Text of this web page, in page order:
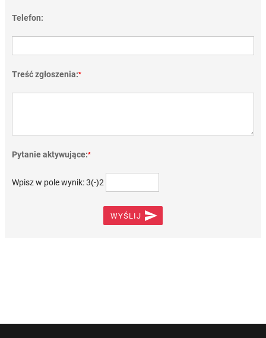
Telefon:
Treść zgłoszenia:*
Pytanie aktywujące:*
Wpisz w pole wynik: 3(-)2
WYŚLIJ 